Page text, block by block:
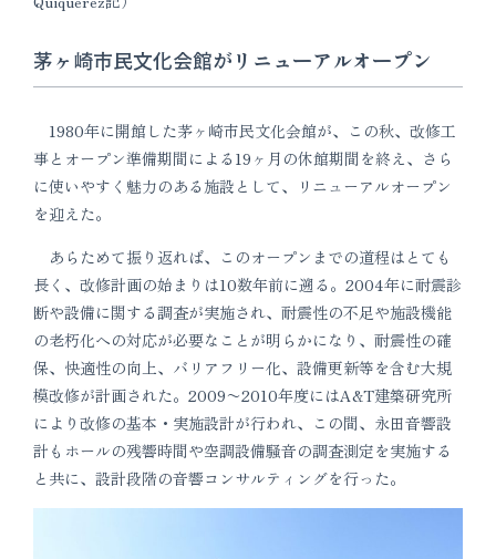
茅ヶ崎市民文化会館がリニューアルオープン
1980年に開館した茅ヶ崎市民文化会館が、この秋、改修工
事とオープン準備期間による19ヶ月の休館期間を終え、さら
に使いやすく魅力のある施設として、リニューアルオープン
を迎えた。
あらためて振り返れば、このオープンまでの道程はとても
長く、改修計画の始まりは10数年前に遡る。2004年に耐震診
断や設備に関する調査が実施され、耐震性の不足や施設機能
の老朽化への対応が必要なことが明らかになり、耐震性の確
保、快適性の向上、バリアフリー化、設備更新等を含む大規
模改修が計画された。2009〜2010年度にはA&T建築研究所
により改修の基本・実施設計が行われ、この間、永田音響設
計もホールの残響時間や空調設備騒音の調査測定を実施する
と共に、設計段階の音響コンサルティングを行った。